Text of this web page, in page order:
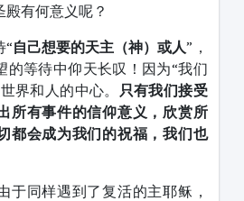
有何意义呢？
“自己想要的天主（神）或人”，
的等待中仰天长叹！因为“我们
界和人的中心。
只有我们接受
所有事件的信仰意义，欣赏所
都会成为我们的祝福，我们也
于同样遇到了复活的主耶稣，